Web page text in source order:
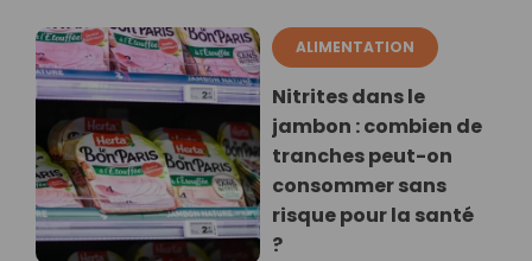
ALIMENTATION
Nitrites dans le
jambon : combien de
tranches peut-on
consommer sans
risque pour la santé
?